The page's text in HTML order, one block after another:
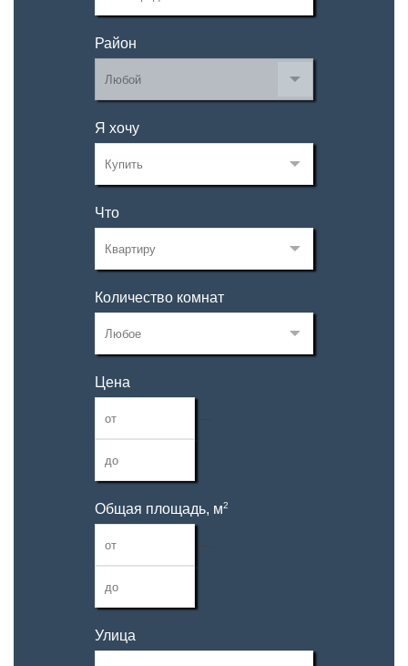
Район
Я хочу
Что
Количество комнат
Цена
—
Общая площадь, м2
—
Улица